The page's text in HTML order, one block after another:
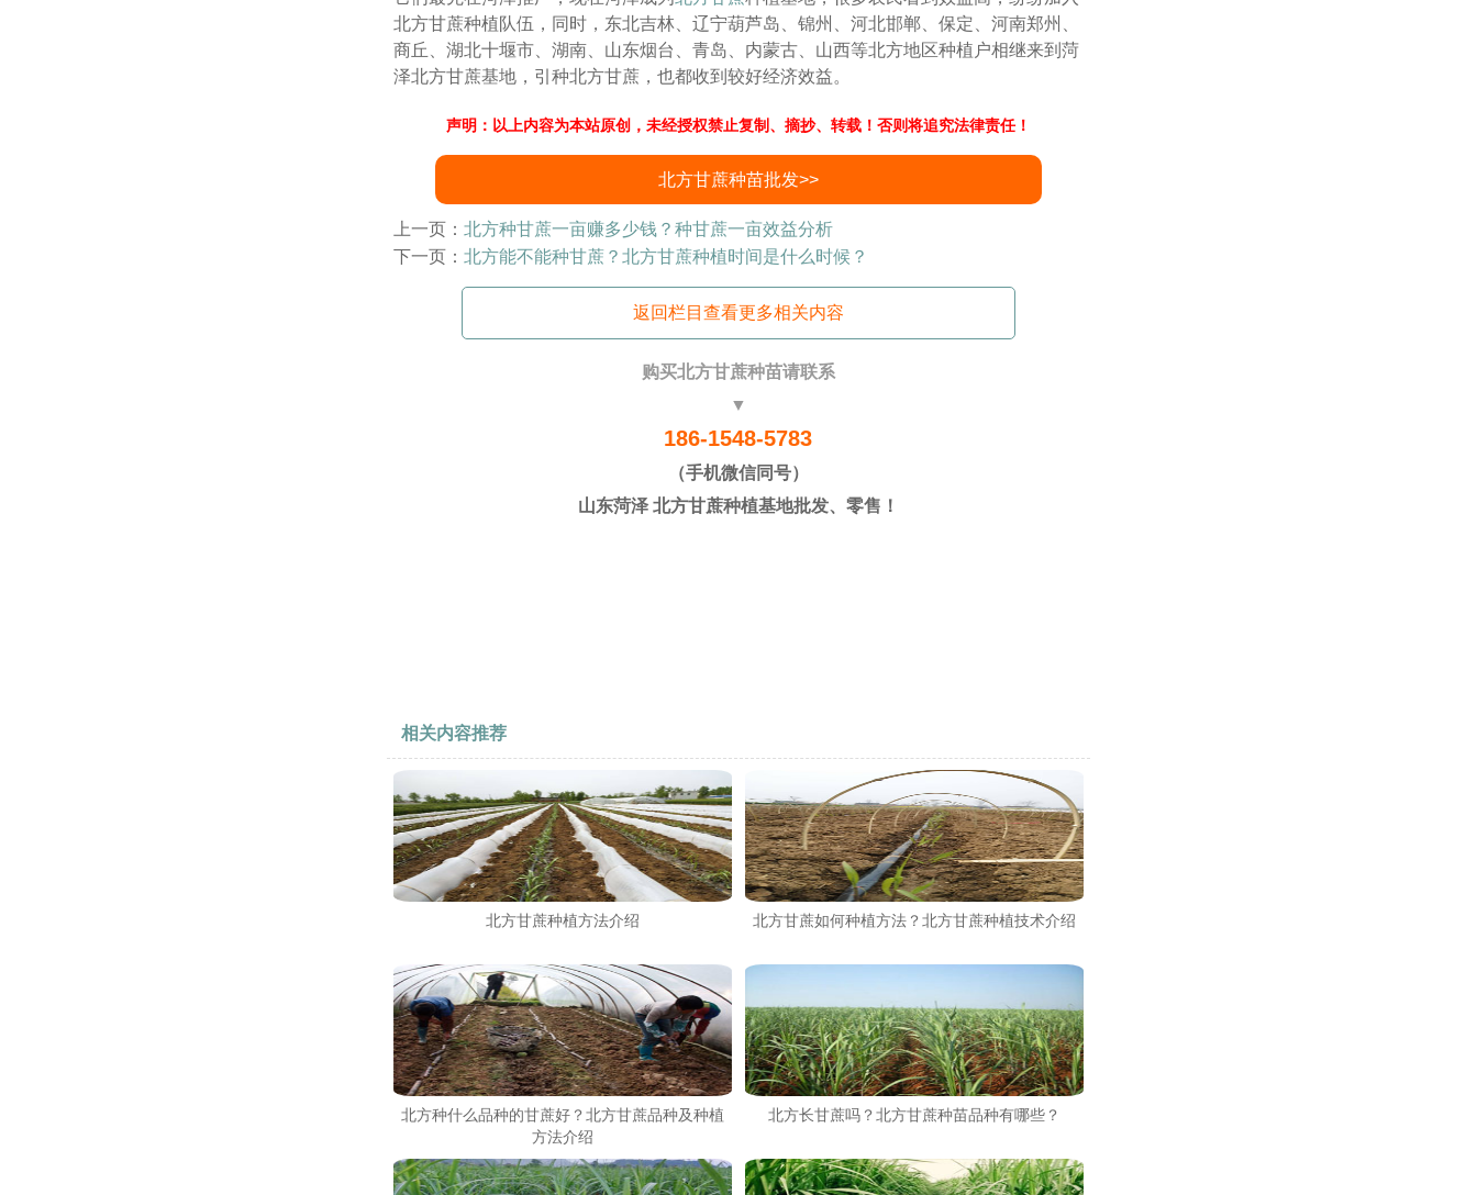
北方甘蔗种植队伍，同时，东北吉林、辽宁葫芦岛、锦州、河北邯郸、保定、河南郑州、
商丘、湖北十堰市、湖南、山东烟台、青岛、内蒙古、山西等北方地区种植户相继来到菏
泽北方甘蔗基地，引种北方甘蔗，也都收到较好经济效益。
声明：以上内容为本站原创，未经授权禁止复制、摘抄、转载！否则将追究法律责任！
北方甘蔗种苗批发>>
上一页：北方种甘蔗一亩赚多少钱？种甘蔗一亩效益分析
下一页：北方能不能种甘蔗？北方甘蔗种植时间是什么时候？
返回栏目查看更多相关内容
购买北方甘蔗种苗请联系
▼
186-1548-5783
（手机微信同号）
山东菏泽 北方甘蔗种植基地批发、零售！
相关内容推荐
北方甘蔗种植方法介绍 北方甘蔗如何种植方法？北方甘蔗种植技术介绍
北方种什么品种的甘蔗好？北方甘蔗品种及种植
方法介绍
北方长甘蔗吗？北方甘蔗种苗品种有哪些？